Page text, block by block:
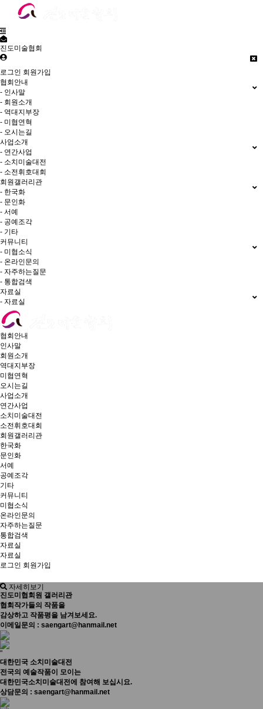
진도미술협회
로그인 회원가입
협회안내
- 인사말
- 회원소개
- 역대지부장
- 미협연혁
- 오시는길
사업소개
- 연간사업
- 소치미술대전
- 소전휘호대회
회원갤러리관
- 한국화
- 문인화
- 서예
- 공예조각
- 기타
커뮤니티
- 미협소식
- 온라인문의
- 자주하는질문
- 통합검색
자료실
- 자료실
협회안내
인사말
회원소개
역대지부장
미협연혁
오시는길
사업소개
연간사업
소치미술대전
소전휘호대회
회원갤러리관
한국화
문인화
서예
공예조각
기타
커뮤니티
미협소식
온라인문의
자주하는질문
통합검색
자료실
자료실
로그인 회원가입
"
진도미협회원 갤러리관
협회작가들의 작품을
감상하고 작품평을 남겨보세요.
이메일문의 : saengart@hanmail.net
"
대한민국 소치미술대전
전국의 예술작품이 모이는
대한민국소치미술대전에 참여해 보십시요.
상담문의 : saengart@hanmail.net
자세히보기